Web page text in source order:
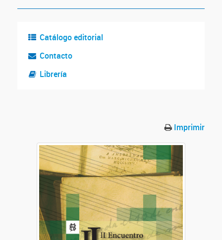
Catálogo editorial
Contacto
Librería
Imprimir